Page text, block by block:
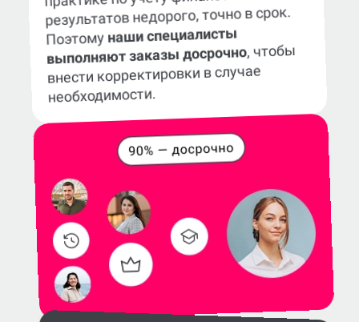
результатов недорого, точно в срок.
Поэтому наши специалисты
выполняют заказы досрочно, чтобы
внести корректировки в случае
необходимости.